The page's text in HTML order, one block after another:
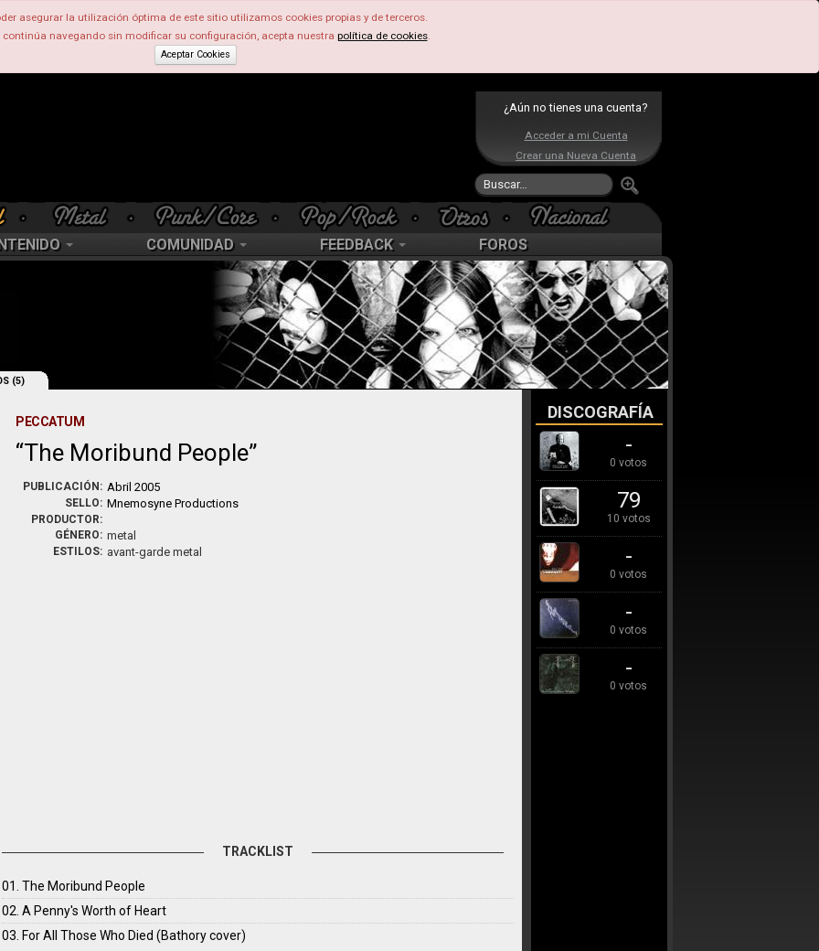
asegurar la utilización óptima de este sitio utilizamos cookies propias y de terceros.
continúa navegando sin modificar su configuración, acepta nuestra política de cookies.
Aceptar Cookies
¿Aún no tienes una cuenta?
Acceder a mi Cuenta
Crear una Nueva Cuenta
COMUNIDAD FEEDBACK FOROS
(5)
PECCATUM
The Moribund People
PUBLICACIÓN: Abril 2005
SELLO: Mnemosyne Productions
PRODUCTOR:
GÉNERO: metal
ESTILOS: avant-garde metal
TRACKLIST
01. The Moribund People
02. A Penny's Worth of Heart
03. For All Those Who Died (Bathory cover)
DISCOGRAFÍA
-
0 votos
79
10 votos
-
0 votos
-
0 votos
-
0 votos